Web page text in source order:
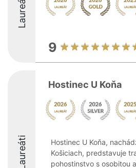
Laureáti
9
Laureáti
Hostinec U Koňa
Hostinec U Koňa,
Košiciach, predstavuje
pohostinstvo s osobitou